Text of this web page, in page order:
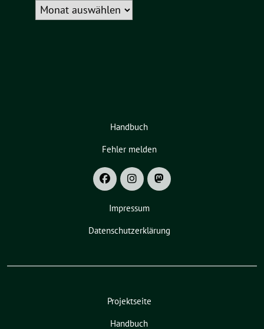
Archiv
Handbuch
Fehler melden
Impressum
Datenschutzerklärung
Projektseite
Handbuch